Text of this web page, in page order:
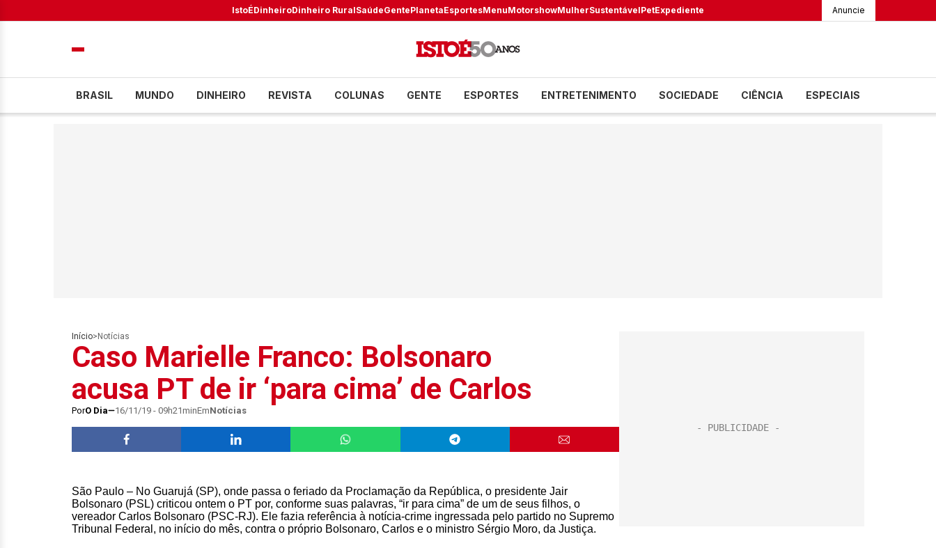
IstoÉDinheiroDinheiro RuralSaúdeGentePlanetaEsportesMenuMotorshowMulherSustentávelPetExpediente Anuncie
BRASIL MUNDO DINHEIRO REVISTA COLUNAS GENTE ESPORTES ENTRETENIMENTO SOCIEDADE CIÊNCIA ESPECIAIS
Início> Notícias
Caso Marielle Franco: Bolsonaro
acusa PT de ir ‘para cima’ de Carlos
PorO Dia 16/11/19 - 09h21minEmNotícias
São Paulo – No Guarujá (SP), onde passa o feriado da Proclamação da República, o presidente Jair
Bolsonaro (PSL) criticou ontem o PT por, conforme suas palavras, “ir para cima” de um de seus filhos, o
vereador Carlos Bolsonaro (PSC-RJ). Ele fazia referência à notícia-crime ingressada pelo partido no Supremo
Tribunal Federal, no início do mês, contra o próprio Bolsonaro, Carlos e o ministro Sérgio Moro, da Justiça.